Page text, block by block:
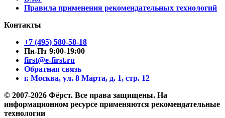
Правила применения рекомендательных технологий
Контакты
+7 (495) 580-58-18
Пн-Пт 9:00-19:00
first@e-first.ru
Обратная связь
г. Москва, ул. 8 Марта, д. 1, стр. 12
© 2007-2026 Фёрст. Все права защищены. На
информационном ресурсе применяются рекомендательные
технологии